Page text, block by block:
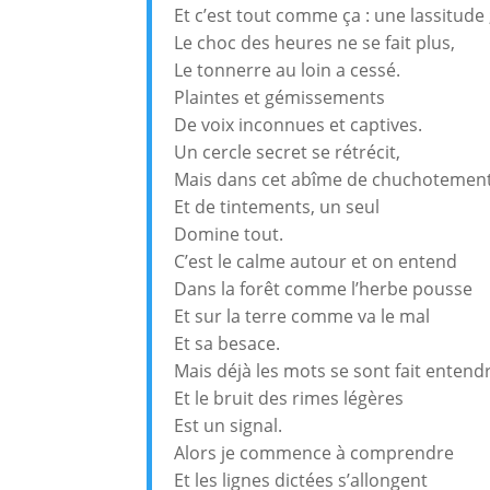
Et c’est tout comme ça : une lassitude
Le choc des heures ne se fait plus,
Le tonnerre au loin a cessé.
Plaintes et gémissements
De voix inconnues et captives.
Un cercle secret se rétrécit,
Mais dans cet abîme de
Et de tintements, un seul
Domine tout.
C’est le calme autour et on entend
Dans la forêt comme l’herbe pousse
Et sur la terre comme va le mal
Et sa besace.
Mais déjà les mots se sont fait
Et le bruit des rimes légères
Est un signal.
Alors je commence à comprendre
Et les lignes dictées s’allongent